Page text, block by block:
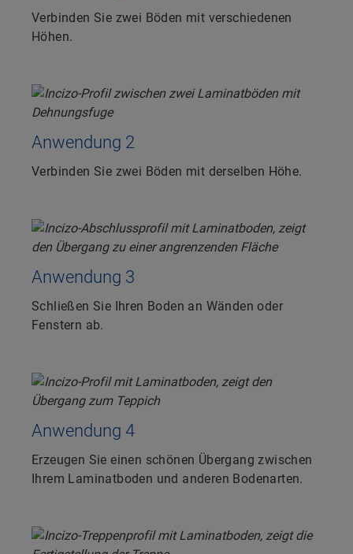
Verbinden Sie zwei Böden mit verschiedenen
Höhen.
Anwendung 2
Verbinden Sie zwei Böden mit derselben Höhe.
Anwendung 3
Schließen Sie Ihren Boden an Wänden oder
Fenstern ab.
Anwendung 4
Erzeugen Sie einen schönen Übergang zwischen
Ihrem Laminatboden und anderen Bodenarten.